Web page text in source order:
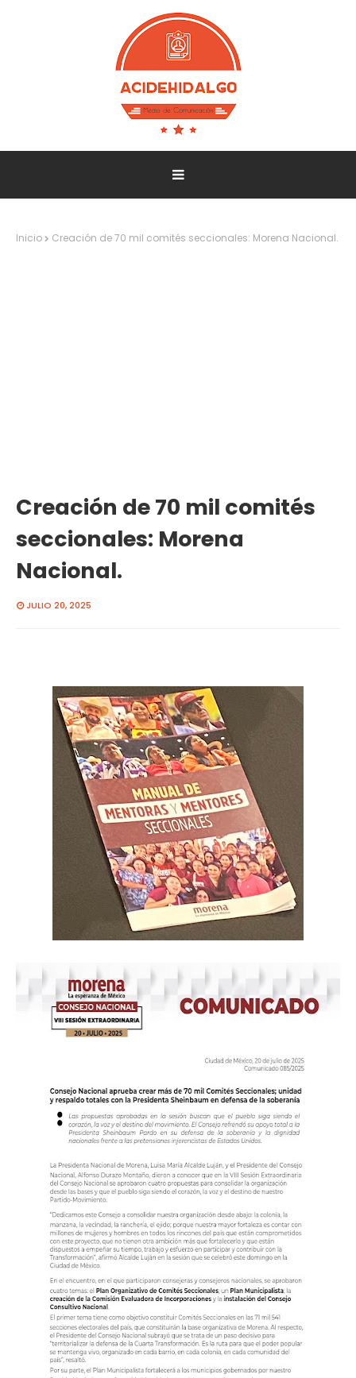
Inicio Creación de 70 mil comités seccionales: Morena Nacional.
Creación de 70 mil comités
seccionales: Morena
Nacional.
JULIO 20, 2025